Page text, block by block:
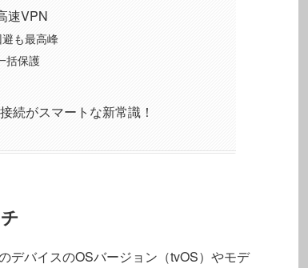
速VPN
も最高峰
括保護
続がスマートな新常識！
デバイスのOSバージョン（tvOS）やモデ